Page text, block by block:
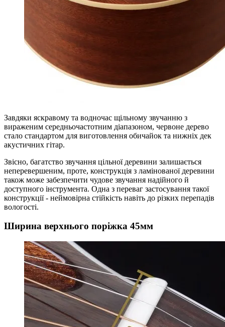
Завдяки яскравому та водночас щільному звучанню з
вираженим середньочастотним діапазоном, червоне дерево
стало стандартом для виготовлення обичайок та нижніх дек
акустичних гітар.
Звісно, багатство звучання цільної деревини залишається
неперевершеним, проте, конструкція з ламінованої деревини
також може забезпечити чудове звучання надійного й
доступного інструмента. Одна з переваг застосування такої
конструкції - неймовірна стійкість навіть до різких перепадів
вологості.
Ширина верхнього поріжка 45мм